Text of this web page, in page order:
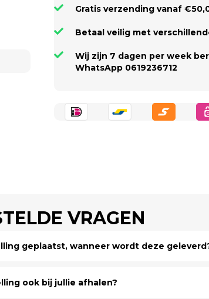
Gratis verzending vanaf
Betaal veilig met
Wij zijn 7 dagen per week
WhatsApp 0619236712
VRAGEN
geplaatst, wanneer wordt deze
ook bij jullie afhalen?